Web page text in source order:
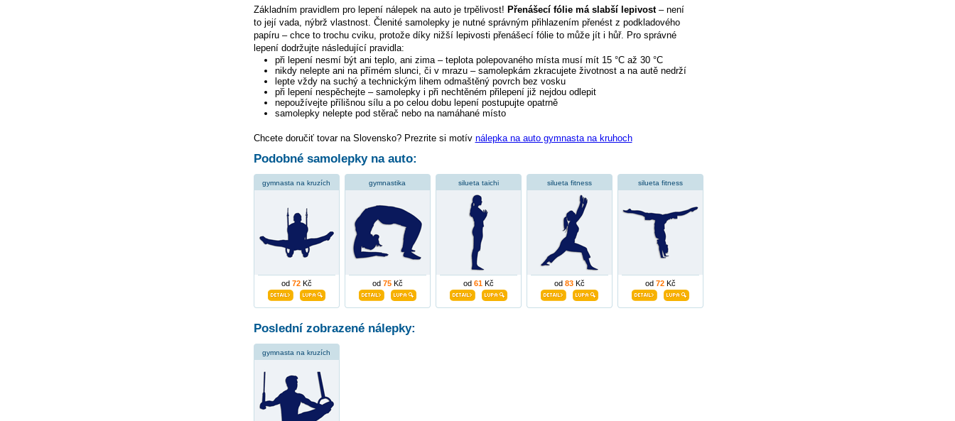
Základním pravidlem pro lepení nálepek na auto je trpělivost! Přenášecí fólie má slabší lepivost– není
to její vada, nýbrž vlastnost. Členité samolepky je nutné správným přihlazením přenést z podkladového
papíru – chce to trochu cviku, protože díky nižší lepivosti přenášecí fólie to může jít i hůř. Pro správné
lepení dodržujte následující pravidla:
při lepení nesmí být ani teplo, ani zima – teplota polepovaného místa musí mít 15 °C až 30 °C
nikdy nelepte ani na přímém slunci, či v mrazu – samolepkám zkracujete životnost a na autě nedrží
lepte vždy na suchý a technickým lihem odmaštěný povrch bez vosku
při lepení nespěchejte – samolepky i při nechtěném přilepení již nejdou odlepit
nepoužívejte přílišnou sílu a po celou dobu lepení postupujte opatrně
samolepky nelepte pod stěrač nebo na namáhané místo
Chcete doručiť tovar na Slovensko? Prezrite si motív nálepka na auto gymnasta na kruhoch
Podobné samolepky na auto:
gymnasta na kruzích
od 72Kč
gymnastika
od 75Kč
silueta taichi
od 61Kč
silueta fitness
od 83Kč
silueta fitness
od 72Kč
Poslední zobrazené nálepky:
gymnasta na kruzích